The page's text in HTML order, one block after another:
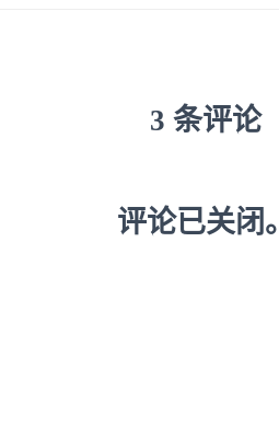
3 条评论
评论已关闭。